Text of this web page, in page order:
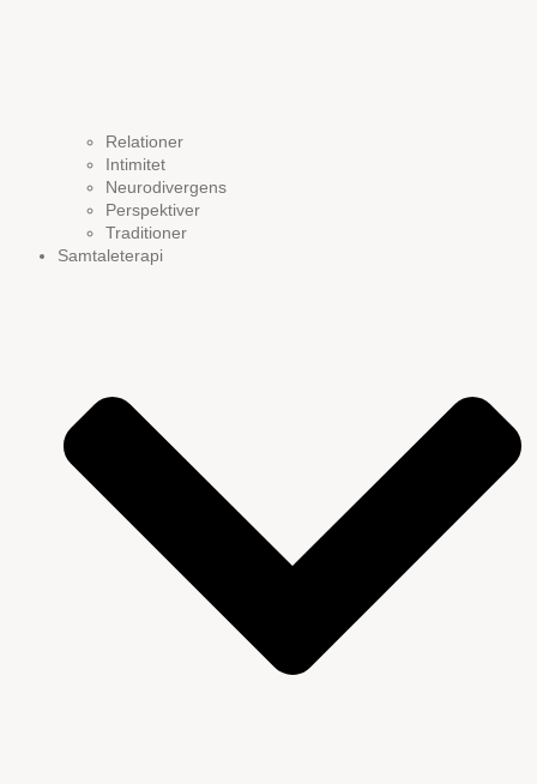
Relationer
Intimitet
Neurodivergens
Perspektiver
Traditioner
Samtaleterapi